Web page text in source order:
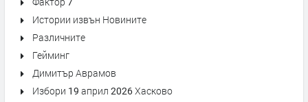
Истории извън Новините
Различните
Гейминг
Димитър Аврамов
Избори 19 април 2026 Хасково